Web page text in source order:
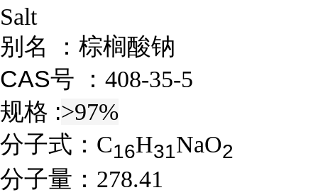
Salt
别名 ： 棕榈酸钠
CAS号 ： 408-35-5
规格 :>97%
分子式： C16H31NaO2
分子量： 278.41